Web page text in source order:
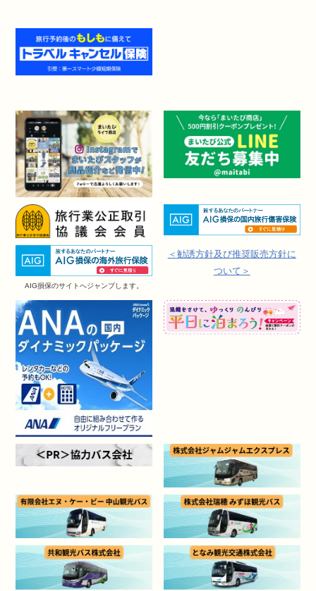
AIG損保のサイトへジャンプします。
＜勧誘方針及び推奨販売方針に
ついて＞